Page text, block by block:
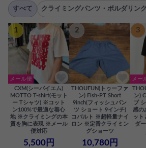
すべて クライミングパンツ・ボルダリン
1
メール便
CXM(シーバイエム)
MOTTO T-shirt(モット
ー Tシャツ) ※コット
ン100%で最適な着心
地 ※クライミングの本
質を胸に表現 ※メール
便対応
5,500円
2
THOUFUN(トゥーファ
ン) Fish-PT Short
9inch(フィッシュパン
ツ ショート 9インチ)
コバルト ※超軽量ナイ
ロン ※定番クライミン
グショーツ
10,780円
3
メー
ン)
ブ
感の
ット
ダ